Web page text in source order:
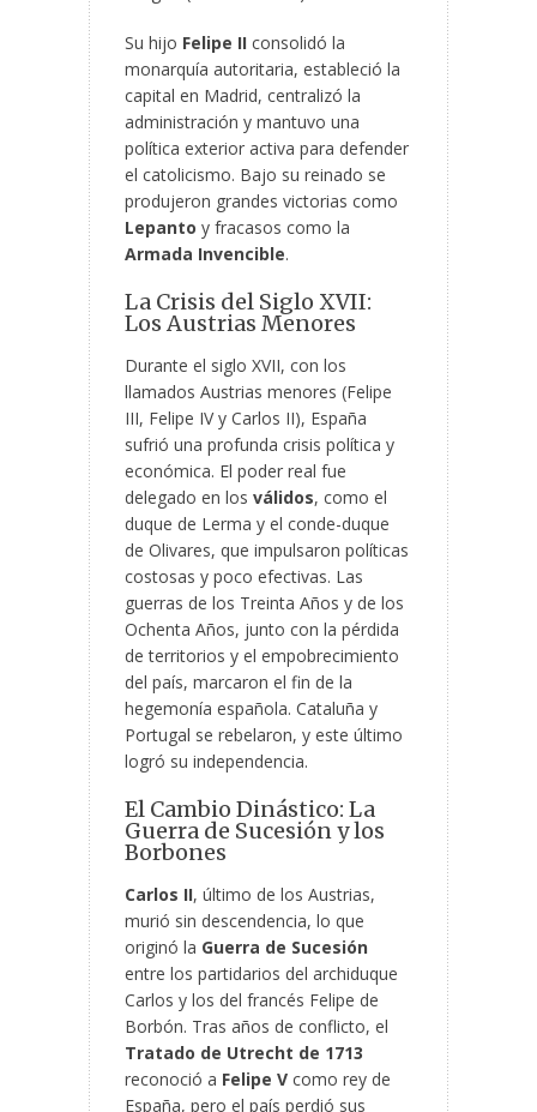
Su hijo Felipe II consolidó la
monarquía autoritaria, estableció la
capital en Madrid, centralizó la
administración y mantuvo una
política exterior activa para defender
el catolicismo. Bajo su reinado se
produjeron grandes victorias como
Lepanto y fracasos como la
Armada Invencible.
La Crisis del Siglo XVII:
Los Austrias Menores
Durante el siglo XVII, con los
llamados Austrias menores (Felipe
III, Felipe IV y Carlos II), España
sufrió una profunda crisis política y
económica. El poder real fue
delegado en los válidos, como el
duque de Lerma y el conde-duque
de Olivares, que impulsaron políticas
costosas y poco efectivas. Las
guerras de los Treinta Años y de los
Ochenta Años, junto con la pérdida
de territorios y el empobrecimiento
del país, marcaron el fin de la
hegemonía española. Cataluña y
Portugal se rebelaron, y este último
logró su independencia.
El Cambio Dinástico: La
Guerra de Sucesión y los
Borbones
Carlos II, último de los Austrias,
murió sin descendencia, lo que
originó la Guerra de Sucesión
entre los partidarios del archiduque
Carlos y los del francés Felipe de
Borbón. Tras años de conflicto, el
Tratado de Utrecht de 1713
reconoció a Felipe V como rey de
España, pero el país perdió sus